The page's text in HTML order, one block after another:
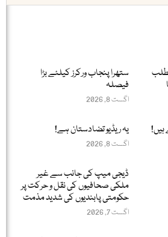
ستھرا پنجاب ورکرز کیلئے بڑا
فیصلہ
اگست 8, 2026
ہیں! یہ ریڈیو تضادستان ہے!
اگست 8, 2026
ڈیجی میپ کی جانب سے غیر
ملکی صحافیوں کی نقل و حرکت پر
حکومتی پابندیوں کی شدید مذمت
اگست 7, 2026